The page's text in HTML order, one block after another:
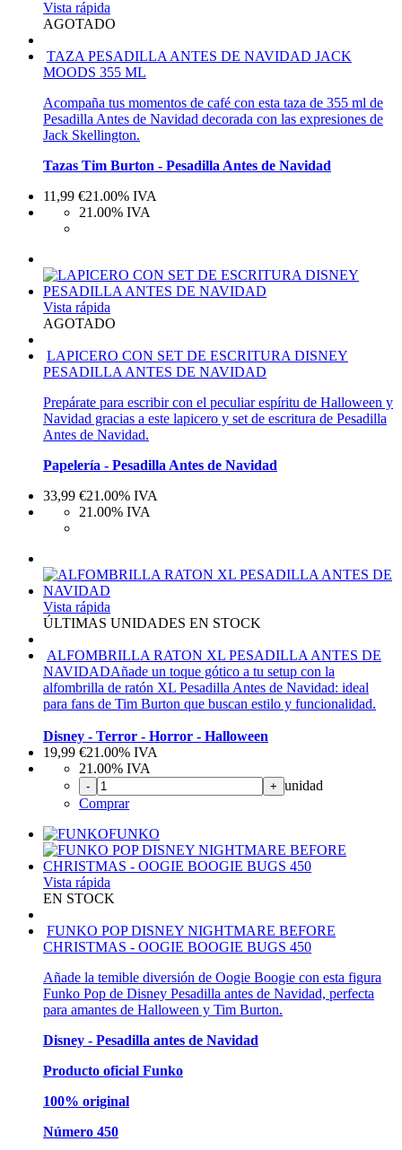
Vista rápida
AGOTADO
TAZA PESADILLA ANTES DE NAVIDAD JACK
MOODS 355 ML
Acompaña tus momentos de café con esta taza de 355 ml de
Pesadilla Antes de Navidad decorada con las expresiones de
Jack Skellington.
Tazas Tim Burton - Pesadilla Antes de Navidad
11,99 €21.00% IVA
21.00% IVA
Vista rápida
AGOTADO
LAPICERO CON SET DE ESCRITURA DISNEY
PESADILLA ANTES DE NAVIDAD
Prepárate para escribir con el peculiar espíritu de Halloween y
Navidad gracias a este lapicero y set de escritura de Pesadilla
Antes de Navidad.
Papelería - Pesadilla Antes de Navidad
33,99 €21.00% IVA
21.00% IVA
Vista rápida
ÚLTIMAS UNIDADES EN STOCK
ALFOMBRILLA RATON XL PESADILLA ANTES DE
NAVIDADAñade un toque gótico a tu setup con la
alfombrilla de ratón XL Pesadilla Antes de Navidad: ideal
para fans de Tim Burton que buscan estilo y funcionalidad.
Disney - Terror - Horror - Halloween
19,99 €21.00% IVA
21.00% IVA
- + unidad
Comprar
FUNKO
Vista rápida
EN STOCK
FUNKO POP DISNEY NIGHTMARE BEFORE
CHRISTMAS - OOGIE BOOGIE BUGS 450
Añade la temible diversión de Oogie Boogie con esta figura
Funko Pop de Disney Pesadilla antes de Navidad, perfecta
para amantes de Halloween y Tim Burton.
Disney - Pesadilla antes de Navidad
Producto oficial Funko
100% original
Número 450